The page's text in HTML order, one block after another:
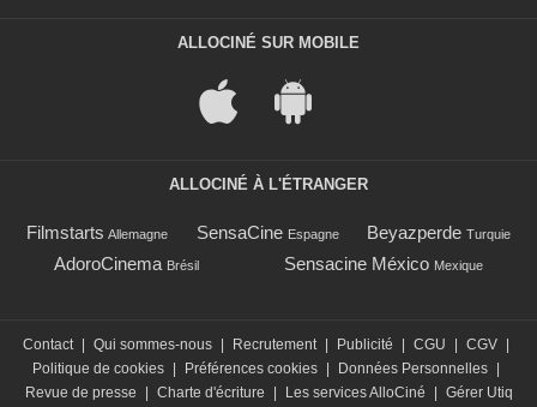
ALLOCINÉ SUR MOBILE
ALLOCINÉ À L'ÉTRANGER
Filmstarts Allemagne SensaCine Espagne Beyazperde Turquie
AdoroCinema Brésil Sensacine México Mexique
Contact | Qui sommes-nous | Recrutement | Publicité | CGU | CGV |
Politique de cookies | Préférences cookies | Données Personnelles |
Revue de presse
| Charte d'écriture | Les services AlloCiné | Gérer Utiq